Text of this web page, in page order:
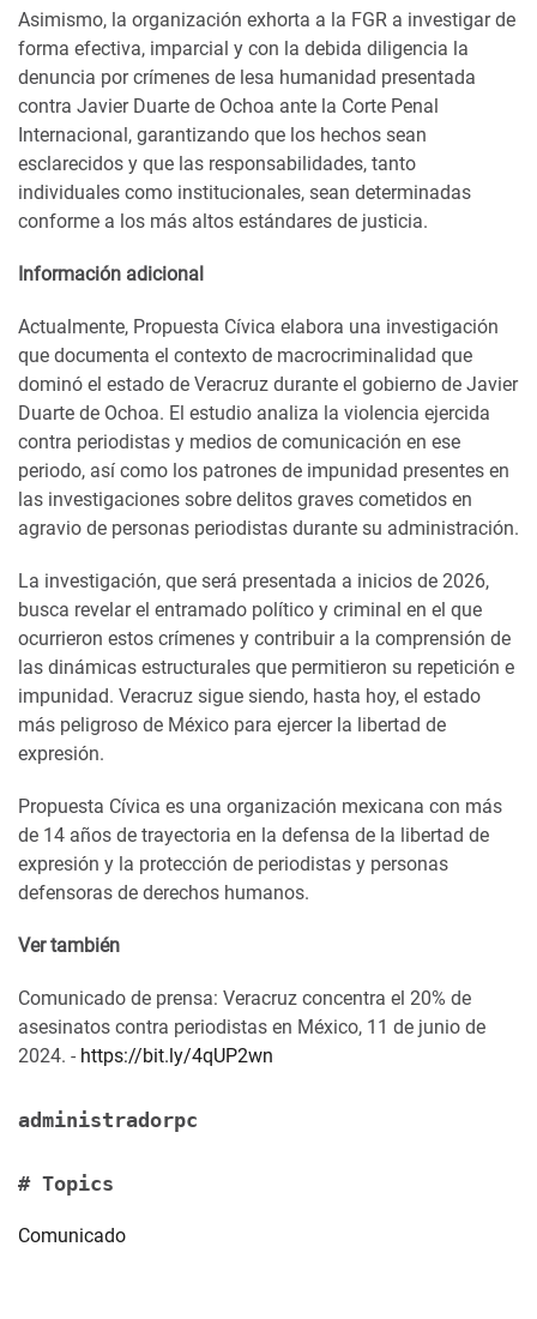
# Topics
Comunicado
Asimismo, la organización exhorta a la FGR a investigar de
forma efectiva, imparcial y con la debida diligencia la
denuncia por crímenes de lesa humanidad presentada
contra Javier Duarte de Ochoa ante la Corte Penal
Internacional, garantizando que los hechos sean
esclarecidos y que las responsabilidades, tanto
individuales como institucionales, sean determinadas
conforme a los más altos estándares de justicia.
Información adicional
Actualmente, Propuesta Cívica elabora una investigación
que documenta el contexto de macrocriminalidad que
dominó el estado de Veracruz durante el gobierno de Javier
Duarte de Ochoa. El estudio analiza la violencia ejercida
contra periodistas y medios de comunicación en ese
periodo, así como los patrones de impunidad presentes en
las investigaciones sobre delitos graves cometidos en
agravio de personas periodistas durante su administración.
La investigación, que será presentada a inicios de 2026,
busca revelar el entramado político y criminal en el que
ocurrieron estos crímenes y contribuir a la comprensión de
las dinámicas estructurales que permitieron su repetición e
impunidad. Veracruz sigue siendo, hasta hoy, el estado
más peligroso de México para ejercer la libertad de
expresión.
Propuesta Cívica es una organización mexicana con más
de 14 años de trayectoria en la defensa de la libertad de
expresión y la protección de periodistas y personas
defensoras de derechos humanos.
Ver también
Comunicado de prensa: Veracruz concentra el 20% de
asesinatos contra periodistas en México, 11 de junio de
2024. - https://bit.ly/4qUP2wn
administradorpc